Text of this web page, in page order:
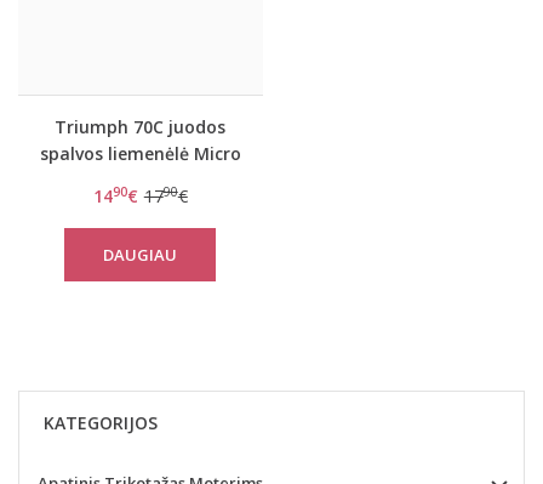
Triumph 70C juodos
spalvos liemenėlė Micro
1490€ 1790€
DAUGIAU
KATEGORIJOS